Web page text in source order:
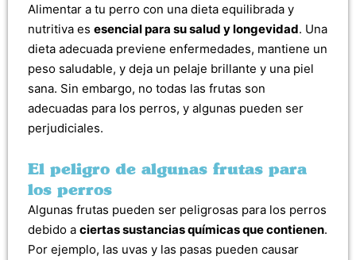
Alimentar a tu perro con una dieta equilibrada y
nutritiva es esencial para su salud y longevidad. Una
dieta adecuada previene enfermedades, mantiene un
peso saludable, y deja un pelaje brillante y una piel
sana. Sin embargo, no todas las frutas son
adecuadas para los perros, y algunas pueden ser
perjudiciales.
El peligro de algunas frutas para
los perros
Algunas frutas pueden ser peligrosas para los perros
debido a ciertas sustancias químicas que contienen.
Por ejemplo, las uvas y las pasas pueden causar